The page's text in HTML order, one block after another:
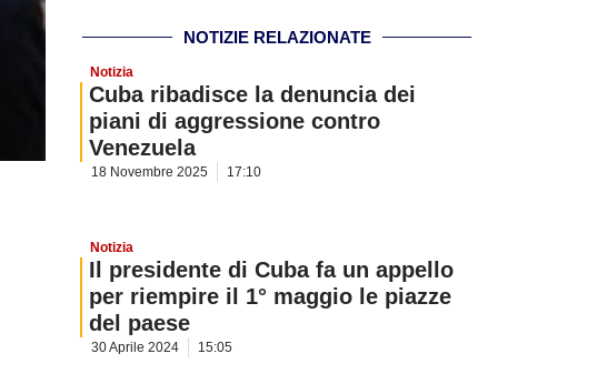
NOTIZIE RELAZIONATE
Notizia
Cuba ribadisce la denuncia dei
piani di aggressione contro
Venezuela
18 Novembre 2025 17:10
Notizia
Il presidente di Cuba fa un appello
per riempire il 1° maggio le piazze
del paese
30 Aprile 2024 15:05